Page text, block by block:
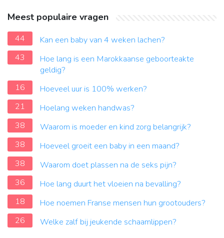
Meest populaire vragen
44
Kan een baby van 4 weken lachen?
43
Hoe lang is een Marokkaanse geboorteakte
geldig?
16
Hoeveel uur is 100% werken?
21
Hoelang weken handwas?
38
Waarom is moeder en kind zorg belangrijk?
38
Hoeveel groeit een baby in een maand?
38
Waarom doet plassen na de seks pijn?
36
Hoe lang duurt het vloeien na bevalling?
18
Hoe noemen Franse mensen hun grootouders?
26
Welke zalf bij jeukende schaamlippen?